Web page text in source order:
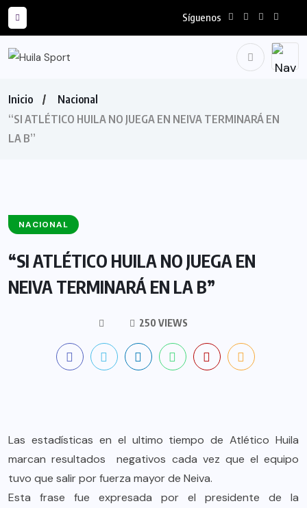
Síguenos
Inicio
Nacional
“SI ATLÉTICO HUILA NO JUEGA EN NEIVA TERMINARÁ EN
LA B”
NACIONAL
“SI ATLÉTICO HUILA NO JUEGA EN
NEIVA TERMINARÁ EN LA B”
250 VIEWS
Las estadísticas en el ultimo tiempo de Atlético Huila
marcan resultados negativos cada vez que el equipo
tuvo que salir por fuerza mayor de Neiva.
Esta frase fue expresada por el presidente de la